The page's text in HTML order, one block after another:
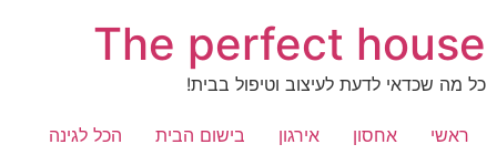
לתוכן
The perfect house
כל מה שכדאי לדעת לעיצוב וטיפול בבית!
ראשי אחסון אירגון בישום הבית
הכל לגינה